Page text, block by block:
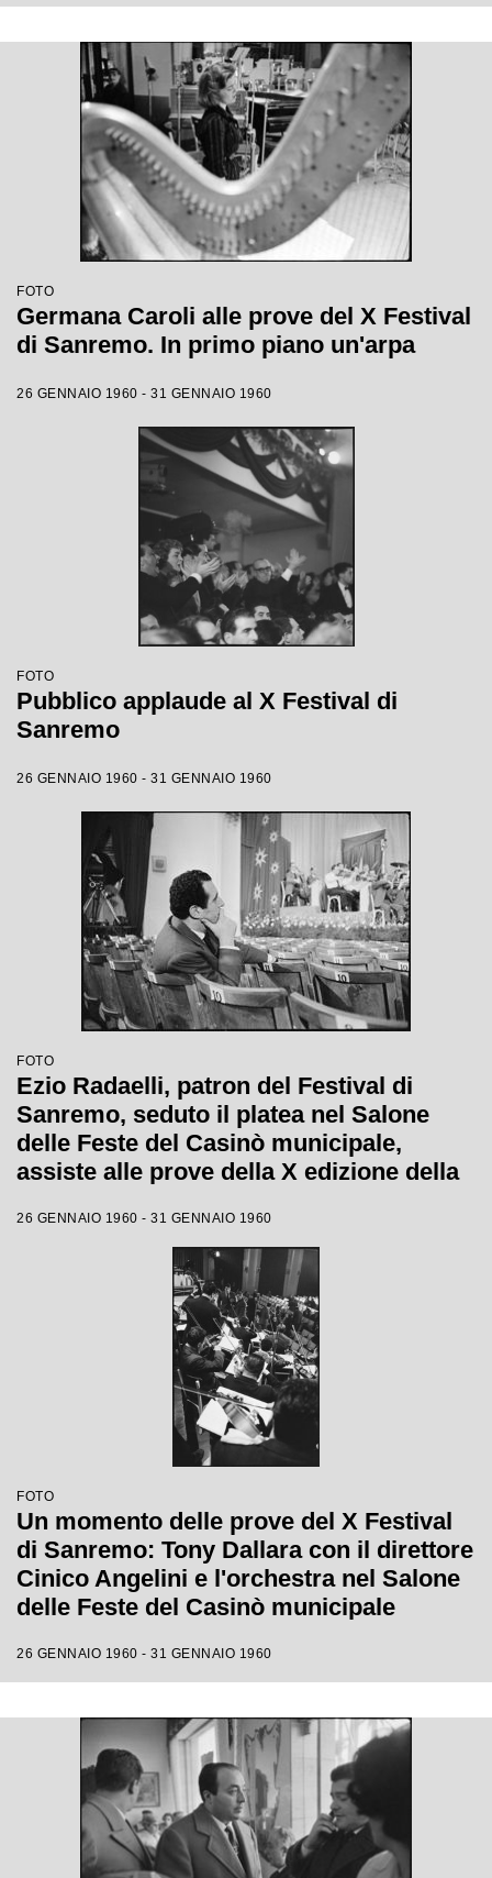
FOTO
Germana Caroli alle prove del X Festival
di Sanremo. In primo piano un'arpa
26 GENNAIO 1960 - 31 GENNAIO 1960
FOTO
Pubblico applaude al X Festival di
Sanremo
26 GENNAIO 1960 - 31 GENNAIO 1960
FOTO
Ezio Radaelli, patron del Festival di
Sanremo, seduto il platea nel Salone
delle Feste del Casinò municipale,
assiste alle prove della X edizione della
26 GENNAIO 1960 - 31 GENNAIO 1960
FOTO
Un momento delle prove del X Festival
di Sanremo: Tony Dallara con il direttore
Cinico Angelini e l'orchestra nel Salone
delle Feste del Casinò municipale
26 GENNAIO 1960 - 31 GENNAIO 1960